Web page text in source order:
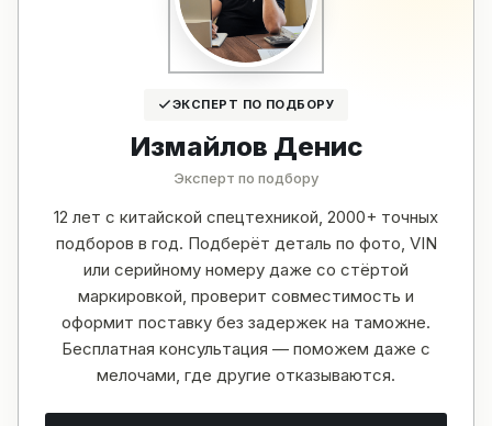
ЭКСПЕРТ ПО ПОДБОРУ
Измайлов Денис
Эксперт по подбору
12 лет с китайской спецтехникой, 2000+ точных
подборов в год. Подберёт деталь по фото, VIN
или серийному номеру даже со стёртой
маркировкой, проверит совместимость и
оформит поставку без задержек на таможне.
Бесплатная консультация — поможем даже с
мелочами, где другие отказываются.